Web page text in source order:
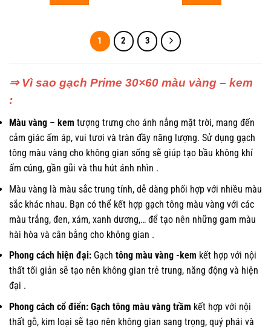
1 2 3
⇒ Vì sao gạch Prime 30×60 màu vàng – kem
:
Màu vàng – kem tượng trưng cho ánh nắng mặt trời, mang đến
cảm giác ấm áp, vui tươi và tràn đầy năng lượng. Sử dụng gạch
tông màu vàng cho không gian sống sẽ giúp tạo bầu không khí
ấm cúng, gần gũi và thu hút ánh nhìn .
Màu vàng là màu sắc trung tính, dễ dàng phối hợp với nhiều màu
sắc khác nhau. Bạn có thể kết hợp gạch tông màu vàng với các
màu trắng, đen, xám, xanh dương,… để tạo nên những gam màu
hài hòa và cân bằng cho không gian .
Phong cách hiện đại: Gạch tông màu vàng -kem kết hợp với nội
thất tối giản sẽ tạo nên không gian trẻ trung, năng động và hiện
đại .
Phong cách cổ điển: Gạch tông màu vàng trầm kết hợp với nội
thất gỗ, kim loại sẽ tạo nên không gian sang trọng, quý phái và